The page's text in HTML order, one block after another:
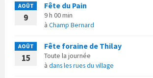
AOÛT
9
Fête du Pain
9 h 00 min
à Champ Bernard
AOÛT
15
Fête foraine de Thilay
Toute la journée
à dans les rues du village